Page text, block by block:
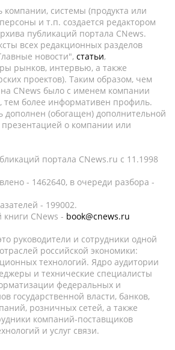
системы (продукта или
и т.п. создается редактором
публикаций портала CNews.
всех редакционных разделов
новости", статьи,
рынков, интервью, а также
проектов). Таким образом, чем
CNews было с именем компании
тем более информативен профиль.
(обогащен) дополнительной
о компании или
портала CNews.ru c 11.1998
- 1462640, в очереди разбора -
- 199002.
CNews - book@cnews.ru
руководители и сотрудники одной
российской экономики:
технологий. Ядро аудитории
и технические специалисты
федеральных и
государственной власти, банков,
розничных сетей, а также
компаний-поставщиков
и услуг связи.